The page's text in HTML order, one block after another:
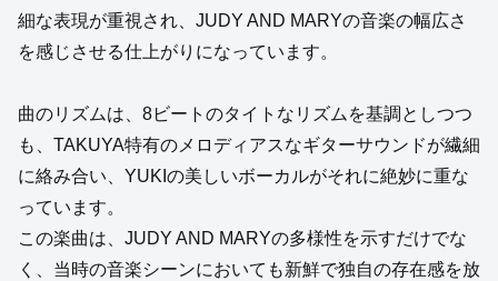
細な表現が重視され、JUDY AND MARYの音楽の幅広さ
を感じさせる仕上がりになっています。
曲のリズムは、8ビートのタイトなリズムを基調としつつ
も、TAKUYA特有のメロディアスなギターサウンドが繊細
に絡み合い、YUKIの美しいボーカルがそれに絶妙に重な
っています。
この楽曲は、JUDY AND MARYの多様性を示すだけでな
く、当時の音楽シーンにおいても新鮮で独自の存在感を放